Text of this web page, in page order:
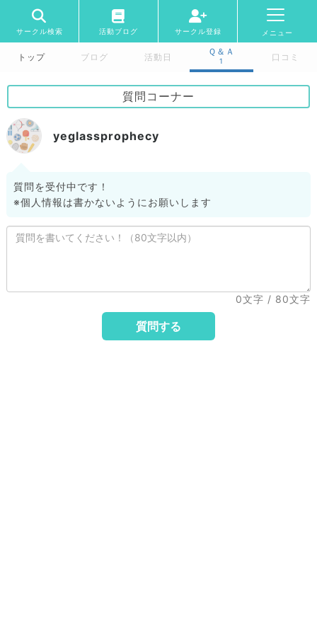
サークル検索 活動ブログ サークル登録 メニュー
トップ ブログ 活動日
Ｑ＆Ａ
1 口コミ
質問コーナー
yeglassprophecy
質問を受付中です！
※個人情報は書かないようにお願いします
0文字 / 80文字